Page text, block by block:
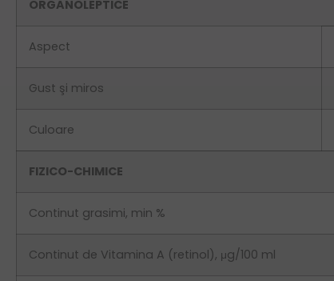
ORGANOLEPTICE
Aspect
Gust şi miros
Culoare
FIZICO-CHIMICE
Continut grasimi, min %
Continut de Vitamina A (retinol), μg/100 ml